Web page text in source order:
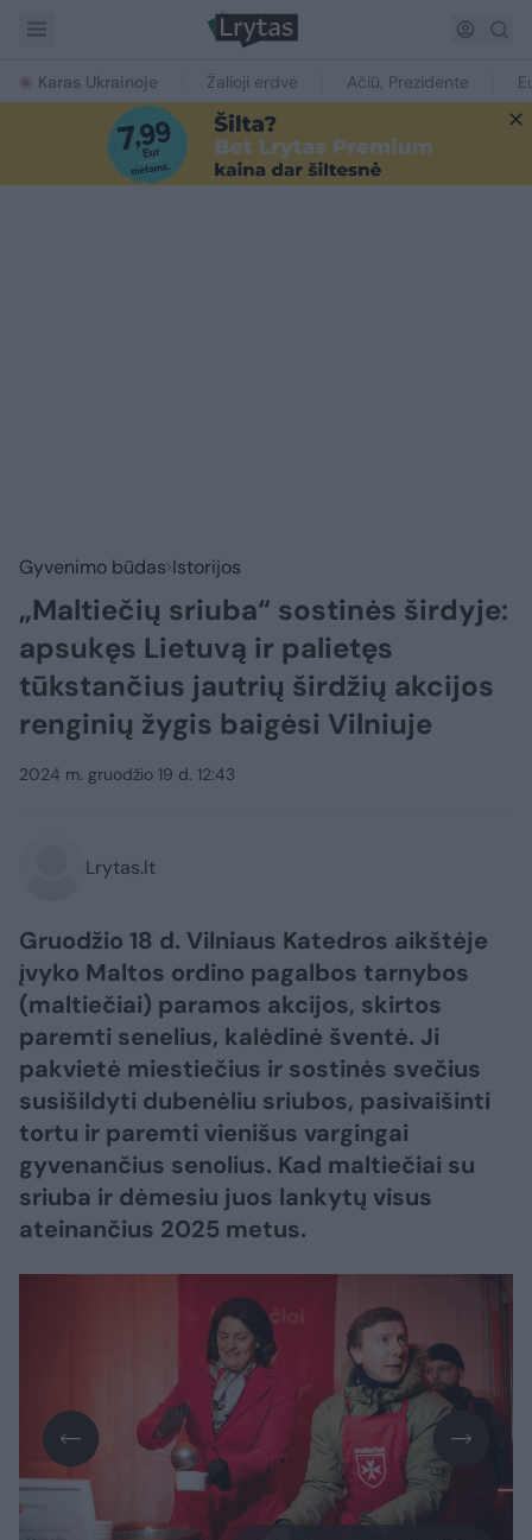
Karas Ukrainoje Žalioji erdvė Ačiū, Prezidente
Gyvenimo būdas Istorijos
„Maltiečių sriuba“ sostinės širdyje:
apsukęs Lietuvą ir palietęs
tūkstančius jautrių širdžių akcijos
renginių žygis baigėsi Vilniuje
2024 m. gruodžio 19 d. 12:43
Lrytas.lt
Gruodžio 18 d. Vilniaus Katedros aikštėje
įvyko Maltos ordino pagalbos tarnybos
(maltiečiai) paramos akcijos, skirtos
paremti senelius, kalėdinė šventė. Ji
pakvietė miestiečius ir sostinės svečius
susišildyti dubenėliu sriubos, pasivaišinti
tortu ir paremti vienišus vargingai
gyvenančius senolius. Kad maltiečiai su
sriuba ir dėmesiu juos lankytų visus
ateinančius 2025 metus.